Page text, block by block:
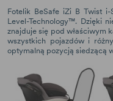
Fotelik BeSafe iZi B Twist
Level-Technology™. Dzięki
znajduje się pod właściwym
wszystkich pojazdów i
optymalną pozycją siedzącą